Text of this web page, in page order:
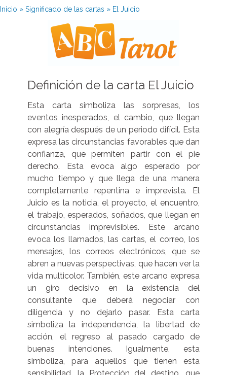
Inicio » Significado de las cartas » El Juicio
Definición de la carta El Juicio
Esta carta simboliza las sorpresas, los
eventos inesperados, el cambio, que llegan
con alegría después de un periodo difícil. Esta
expresa las circunstancias favorables que dan
confianza, que permiten partir con el pie
derecho. Esta evoca algo esperado por
mucho tiempo y que llega de una manera
completamente repentina e imprevista. El
Juicio es la noticia, el proyecto, el encuentro,
el trabajo, esperados, soñados, que llegan en
circunstancias imprevisibles. Este arcano
evoca los llamados, las cartas, el correo, los
mensajes, los correos electrónicos, que se
abren a nuevas perspectivas, que hacen ver la
vida multicolor. También, este arcano expresa
un giro decisivo en la existencia del
consultante que deberá negociar con
diligencia y no dejarlo pasar. Esta carta
simboliza la independencia, la libertad de
acción, el regreso al pasado cargado de
buenas intenciones. Igualmente, esta
simboliza, para aquellos que tienen esta